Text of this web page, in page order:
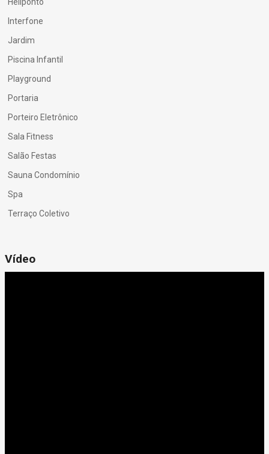
Interfone
Jardim
Piscina Infantil
Playground
Portaria
Porteiro Eletrônico
Sala Fitness
Salão Festas
Sauna Condomínio
Spa
Terraço Coletivo
Vídeo